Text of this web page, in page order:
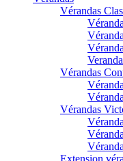
Vérandas
Vérandas
Vérandas
Extension